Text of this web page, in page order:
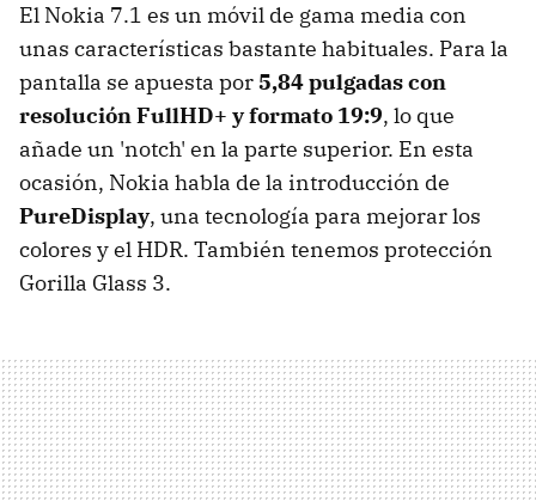
El Nokia 7.1 es un móvil de gama media con
unas características bastante habituales. Para la
pantalla se apuesta por5,84 pulgadas con
resolución FullHD+ y formato 19:9, lo que
añade un 'notch' en la parte superior. En esta
ocasión, Nokia habla de la introducción de
PureDisplay, una tecnología para mejorar los
colores y el HDR. También tenemos protección
Gorilla Glass 3.